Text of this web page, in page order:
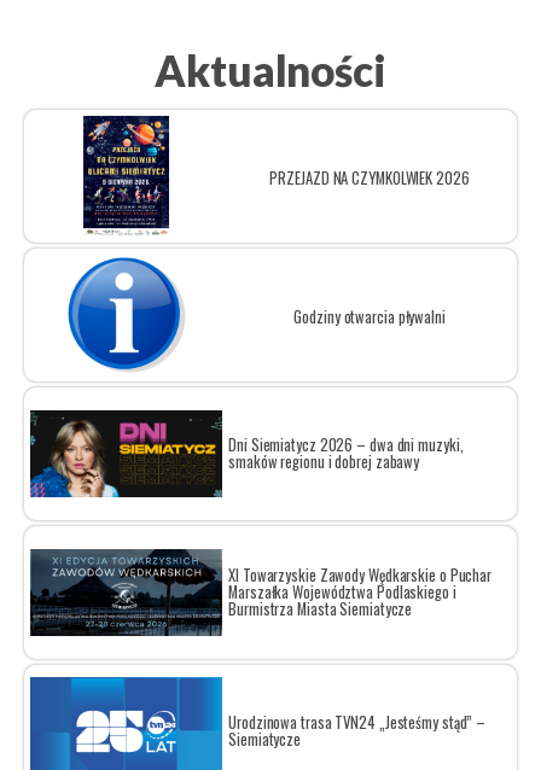
Aktualności
PRZEJAZD NA CZYMKOLWIEK 2026
Godziny otwarcia pływalni
Dni Siemiatycz 2026 – dwa dni muzyki,
smaków regionu i dobrej zabawy
XI Towarzyskie Zawody Wędkarskie o Puchar
Marszałka Województwa Podlaskiego i
Burmistrza Miasta Siemiatycze
Urodzinowa trasa TVN24 „Jesteśmy stąd” –
Siemiatycze